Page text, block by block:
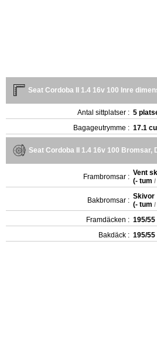
Seat Cordoba II 1.4 16v 100 Inre
Antal sittplatser : 5
Bagageutrymme : 17.1
Seat Cordoba II 1.4 16v 100 Bromsar,
Frambromsar : Vent
(- tum /
Bakbromsar : Skivor
(- tum /
Framdäcken : 195/55
Bakdäck : 195/55